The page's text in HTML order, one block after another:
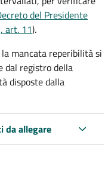
del Presidente
art. 11).
mancata reperibilità si
dal registro della
disposte dalla
da allegare